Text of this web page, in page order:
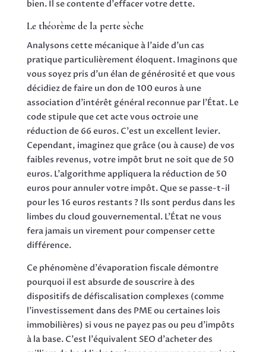
bien. Il se contente d'effacer votre dette.
Le théorème de la perte sèche
Analysons cette mécanique à l'aide d'un cas
pratique particulièrement éloquent. Imaginons que
vous soyez pris d'un élan de générosité et que vous
décidiez de faire un don de 100 euros à une
association d'intérêt général reconnue par l'État. Le
code stipule que cet acte vous octroie une
réduction de 66 euros. C'est un excellent levier.
Cependant, imaginez que grâce (ou à cause) de vos
faibles revenus, votre impôt brut ne soit que de 50
euros. L'algorithme appliquera la réduction de 50
euros pour annuler votre impôt. Que se passe-t-il
pour les 16 euros restants ? Ils sont perdus dans les
limbes du cloud gouvernemental. L'État ne vous
fera jamais un virement pour compenser cette
différence.
Ce phénomène d'évaporation fiscale démontre
pourquoi il est absurde de souscrire à des
dispositifs de défiscalisation complexes (comme
l'investissement dans des PME ou certaines lois
immobilières) si vous ne payez pas ou peu d'impôts
à la base. C'est l'équivalent SEO d'acheter des